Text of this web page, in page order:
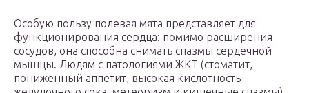
Особую пользу полевая мята представляет для
функционирования сердца: помимо расширения
сосудов, она способна снимать спазмы сердечной
мышцы. Людям с патологиями ЖКТ (стоматит,
пониженный аппетит, высокая кислотность